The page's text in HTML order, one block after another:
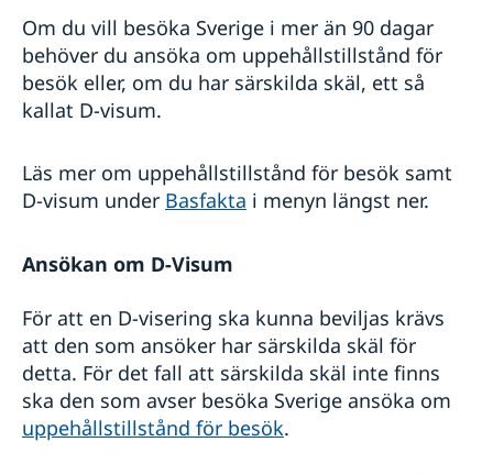
Basfakta
Söka visum
Så ansöker du
Visum för flera inresor
Dokument som krävs
Besöka släkt och vänner - extra dokument
Affärsbesök - extra dokument
Sport, kultur och andra typer av besök - extra
Minderåriga - extra dokument
Medicinsk reseförsäkring
Uppehållstillstånd för besök (Besöka Sverige
längre tid än 90 dagar)
Basfakta
Så ansöker du
Nödvändiga dokument
Avgifter
Nationell visering
EU Entry/Exit System
Avgifter
Överklaga
Om du vill besöka Sverige i mer än 90 dagar
behöver du ansöka om uppehållstillstånd för
besök eller, om du har särskilda skäl, ett så
kallat D-visum.
Läs mer om uppehållstillstånd för besök samt
D-visum under Basfakta i menyn längst ner.
Ansökan om D-Visum
För att en D-visering ska kunna beviljas krävs
att den som ansöker har särskilda skäl för
detta. För det fall att särskilda skäl inte finns
ska den som avser besöka Sverige ansöka om
uppehållstillstånd för besök.